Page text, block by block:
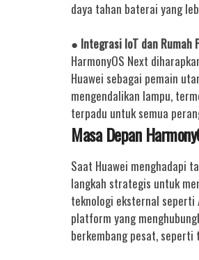
daya tahan baterai yang
● Integrasi IoT dan Rumah
HarmonyOS Next
Huawei sebagai pemain
mengendalikan lampu,
terpadu untuk semua
Masa Depan
Saat Huawei menghadapi
langkah strategis untuk
teknologi eksternal seperti
platform yang
berkembang pesat,